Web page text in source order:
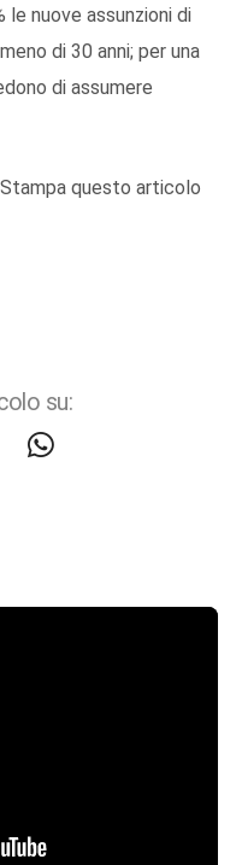
le nuove assunzioni di
di 30 anni; per una
di assumere
Stampa questo articolo
su: